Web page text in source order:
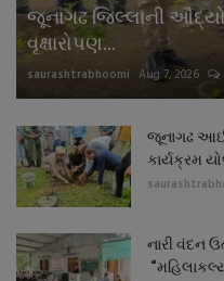
જૂનાગઢ જિલ્લાની
વૃક્ષારોપણ...
saurashtrabhoomi Aug 7, 2026
જૂનાગઢ
કાર્યક્રમ
નારી વંદન